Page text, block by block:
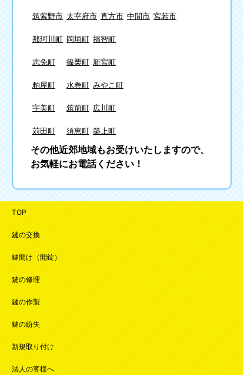
筑紫野市 太宰府市 直方市 中間市 宮若市
那珂川町
志免町
粕屋町
宇美町
苅田町
岡垣町
篠栗町
水巻町
筑前町
須恵町
福智町
新宮町
みやこ町
広川町
築上町
その他近郊地域もお受けいたしますので、
お気軽にお電話ください！
TOP
鍵の交換
鍵開け（開錠）
鍵の修理
鍵の作製
鍵の紛失
新規取り付け
法人の客様へ